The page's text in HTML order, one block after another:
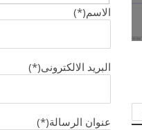
الاسم(*)
البريد الالكترونى(*)
عنوان الرسالة(*)